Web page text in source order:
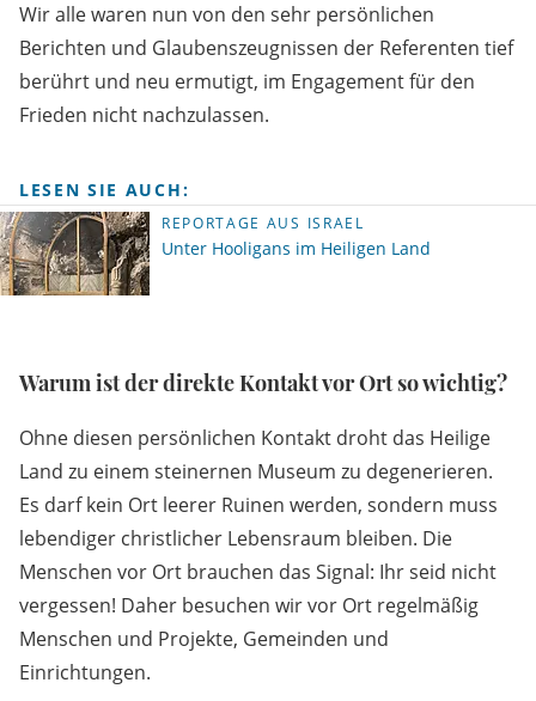
Wir alle waren nun von den sehr persönlichen
Berichten und Glaubenszeugnissen der Referenten tief
berührt und neu ermutigt, im Engagement für den
Frieden nicht nachzulassen.
LESEN SIE AUCH:
REPORTAGE AUS ISRAEL
Unter Hooligans im Heiligen Land
Warum ist der direkte Kontakt vor Ort so wichtig?
Ohne diesen persönlichen Kontakt droht das Heilige
Land zu einem steinernen Museum zu degenerieren.
Es darf kein Ort leerer Ruinen werden, sondern muss
lebendiger christlicher Lebensraum bleiben. Die
Menschen vor Ort brauchen das Signal: Ihr seid nicht
vergessen! Daher besuchen wir vor Ort regelmäßig
Menschen und Projekte, Gemeinden und
Einrichtungen.